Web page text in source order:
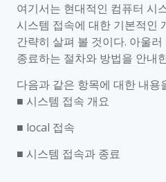
y
P
_
K
o
6
여기서는 현대적인 컴퓨터 시
시스템 접속에 대한 기본적인
간략히 살펴 볼 것이다. 아울
종료하는 절차와 방법을 안내
다음과 같은 항목에 대한 내용
■ 시스템 접속 개요
■ local 접속
■ 시스템 접속과 종료